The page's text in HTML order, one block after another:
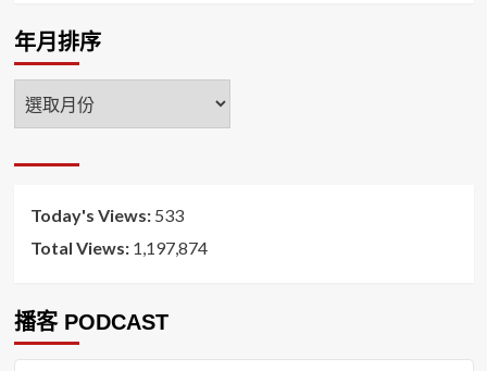
年月排序
年
月
序
Today's Views: 533
Total Views: 1,197,874
播客 PODCAST